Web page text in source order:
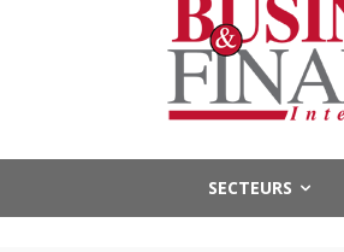
SECTEURS